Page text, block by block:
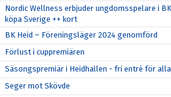
Nordic Wellness erbjuder ungdomsspelare i
köpa Sverige ++ kort
BK Heid – Föreningsläger 2024 genomförd
Förlust i cuppremiären
Säsongspremiär i Heidhallen - fri entré för
Seger mot Skövde